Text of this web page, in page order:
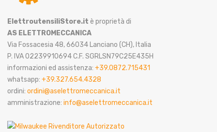
ElettroutensiliStore.it è proprietà di
AS ELETTROMECCANICA
Via Fossacesia 48, 66034 Lanciano (CH), Italia
P. IVA 02239910694 C.F. SGRLSN79C25E435H
informazioni ed assistenza: +39.0872.715431
whatsapp: +39.327.654.4328
ordini: ordini@aselettromeccanica.it
amministrazione: info@aselettromeccanica.it